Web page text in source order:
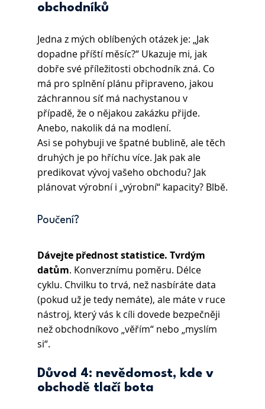
obchodníků
Jedna z mých oblíbených otázek je: „Jak
dopadne příští měsíc?“ Ukazuje mi, jak
dobře své příležitosti obchodník zná. Co
má pro splnění plánu připraveno, jakou
záchrannou síť má nachystanou v
případě, že o nějakou zakázku přijde.
Anebo, nakolik dá na modlení.
Asi se pohybuji ve špatné bublině, ale těch
druhých je po hříchu více. Jak pak ale
predikovat vývoj vašeho obchodu? Jak
plánovat výrobní i „výrobní“ kapacity? Blbě.
Poučení?
Dávejte přednost statistice. Tvrdým
datům. Konverznímu poměru. Délce
cyklu. Chvilku to trvá, než nasbíráte data
(pokud už je tedy nemáte), ale máte v ruce
nástroj, který vás k cíli dovede bezpečněji
než obchodníkovo „věřím“ nebo „myslím
si“.
Důvod 4: nevědomost, kde v
obchodě tlačí bota